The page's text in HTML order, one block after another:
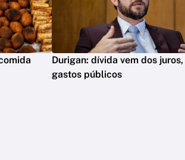
Durigan: dívida vem dos
gastos públicos